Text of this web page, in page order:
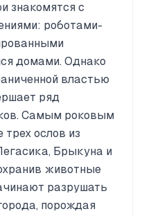
знакомятся с
роботами-
домами. Однако
властью
ряд
Самым роковым
ослов из
Брыкуна и
животные
разрушать
порождая